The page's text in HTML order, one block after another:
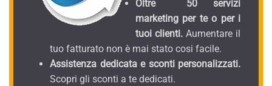
Oltre 50 servizi
marketing per te o per i
tuoi clienti. Aumentare il
tuo fatturato non è mai stato cosi facile.
Assistenza dedicata e sconti personalizzati.
Scopri gli sconti a te dedicati.